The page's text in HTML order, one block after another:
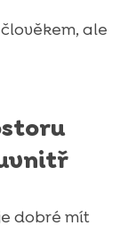
ale
dobré mít